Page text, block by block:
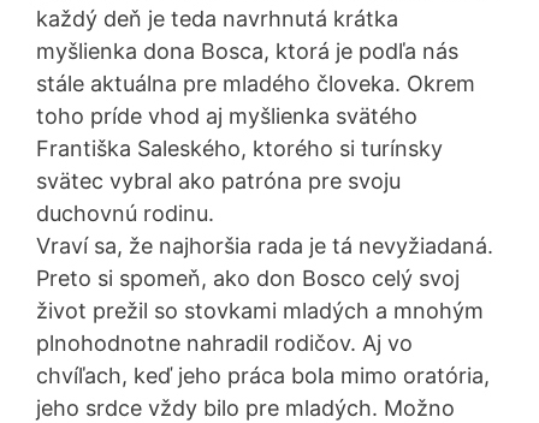
každý deň je teda navrhnutá krátka
myšlienka dona Bosca, ktorá je podľa nás
stále aktuálna pre mladého človeka. Okrem
toho príde vhod aj myšlienka svätého
Františka Saleského, ktorého si turínsky
svätec vybral ako patróna pre svoju
duchovnú rodinu.
Vraví sa, že najhoršia rada je tá nevyžiadaná.
Preto si spomeň, ako don Bosco celý svoj
život prežil so stovkami mladých a mnohým
plnohodnotne nahradil rodičov. Aj vo
chvíľach, keď jeho práca bola mimo oratória,
jeho srdce vždy bilo pre mladých. Možno